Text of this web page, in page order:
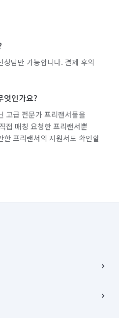
상담만 가능합니다. 결제 후의
엇인가요?
고급 전문가 프리랜서풀을
접 매칭 요청한 프리랜서뿐
한 프리랜서의 지원서도 확인할
로 6(중학동, 트윈트리빌딩) B동 5층
동 율곡로 24, 7층, 8층 미소